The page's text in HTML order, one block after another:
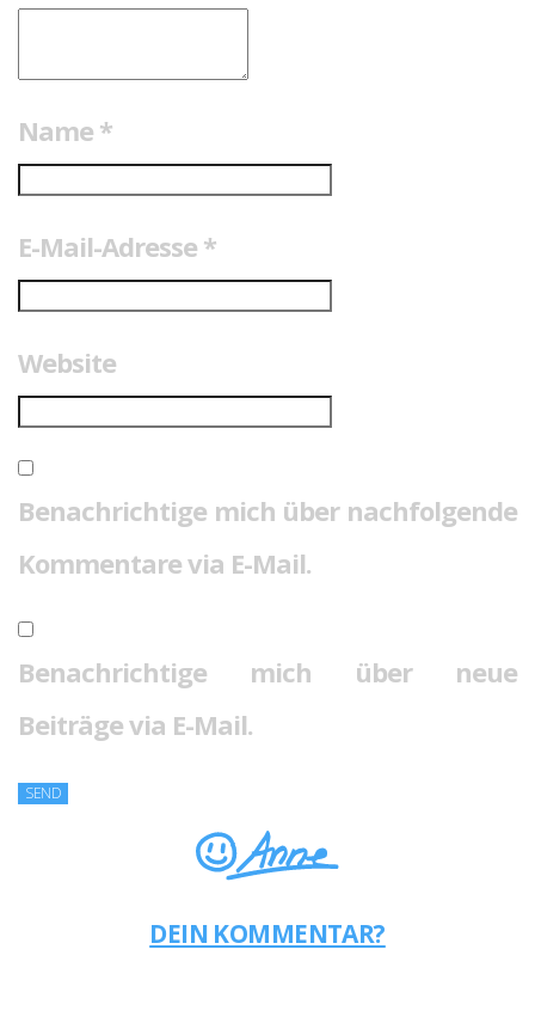
Name *
E-Mail-Adresse *
Website
Benachrichtige mich über nachfolgende
Kommentare via E-Mail.
Benachrichtige mich über neue
Beiträge via E-Mail.
DEIN KOMMENTAR?